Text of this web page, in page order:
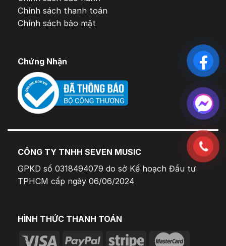
Chính sách thanh toán
Chính sách bảo mật
Chứng Nhận
CÔNG TY TNHH SEVEN MUSIC
GPKD số 0318494079 do sở Kế hoạch Đầu tư
TPHCM cấp ngày 06/06/2024
HÌNH THỨC THANH TOÁN